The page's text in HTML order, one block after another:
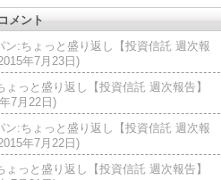
メント
ン:ちょっと盛り返し【投資信託 週次報
年7月23日)
ょっと盛り返し【投資信託 週次報告】
7月22日)
ン:ちょっと盛り返し【投資信託 週次報
年7月22日)
ょっと盛り返し【投資信託 週次報告】